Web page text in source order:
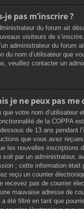
pas m’inscrire ?
du forum ait
visiteurs de
administrateur du forum
du nom d’utilisateur que
veuillez contacter un
je ne peux pas me
votre nom d’utilisateur
de la COPPA
de 13 ans pendant
que vous avez
les nouvelles inscriptions
par un administrateur,
; cette information était
reçu un courrier
recevez pas de courrier
mauvaise adresse de
a été filtré en tant que